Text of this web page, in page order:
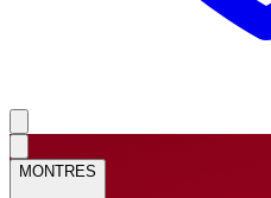
MONTRES